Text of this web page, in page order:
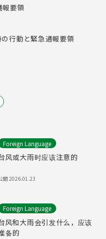
報要領
行動と緊急通報要領
Foreign Language
风或大雨时应该注意的
開2026.01.23
Foreign Language
风和大雨会引发什么，应该
备的